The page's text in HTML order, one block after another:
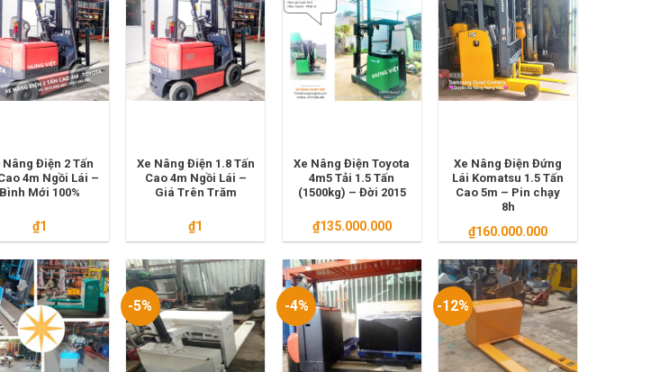
Nâng Điện 2 Tấn
4m Ngồi Lái –
Bình Mới 100%
₫1
Xe Nâng Điện 1.8 Tấn
Cao 4m Ngồi Lái –
Giá Trên Trăm
₫1
Xe Nâng Điện Toyota
4m5 Tải 1.5 Tấn
(1500kg) – Đời 2015
₫135.000.000
Xe Nâng Điện Đứng
Lái Komatsu 1.5 Tấn
Cao 5m – Pin chạy
8h
₫160.000.000
-5% -4% -12%